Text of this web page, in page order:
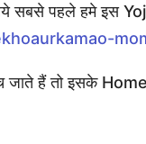
सबसे पहले हमे इस
हैं तो इसके